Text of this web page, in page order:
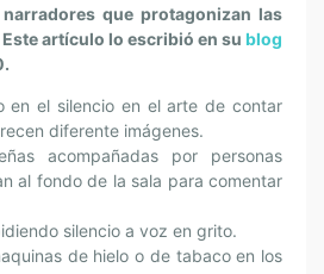
que protagonizan las
artículo lo escribió en su blog
en el silencio en el arte de contar
diferente imágenes.
acompañadas por personas
al fondo de la sala para comentar
silencio a voz en grito.
de hielo o de tabaco en los